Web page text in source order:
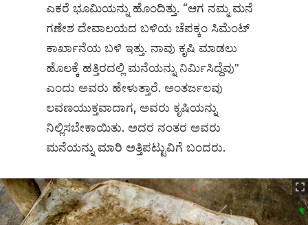
ಎಕರೆ ಭೂಮಿಯನ್ನು ಹೊಂದಿತ್ತು. “ಆಗ ನಮ್ಮ ಮನೆ
ಗಣೇಶ ದೇವಾಲಯದ ಬಳಿಯ ಚೆಪಕ್ಕಂ ಸಿಮೆಂಟ್
ಕಾರ್ಖಾನೆಯ ಬಳಿ ಇತ್ತು. ನಾವು ಕೃಷಿ ಮಾಡಲು
ಹೊಲಕ್ಕೆ ಹತ್ತಿರದಲ್ಲಿ ಮನೆಯನ್ನು ನಿರ್ಮಿಸಿದ್ದೆವು"
ಎಂದು ಅವರು ಹೇಳುತ್ತಾರೆ. ಅಂತರ್ಜಲವು
ಲವಣಯುಕ್ತವಾದಾಗ, ಅವರು ಕೃಷಿಯನ್ನು
ನಿಲ್ಲಿಸಬೇಕಾಯಿತು. ಅದರ ನಂತರ ಅವರು
ಮನೆಯನ್ನು ಮಾರಿ ಅತ್ತಿಪಟ್ಟುವಿಗೆ ಬಂದರು.